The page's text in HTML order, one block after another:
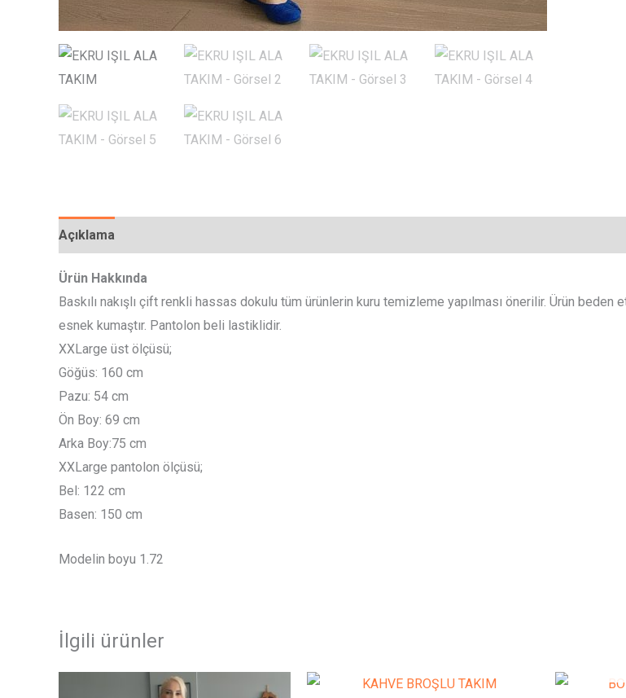
Açıklama
Ürün Hakkında
Baskılı nakışlı çift renkli hassas dokulu tüm ürünlerin kuru temizleme yapılması önerilir. Ürün
esnek kumaştır. Pantolon beli lastiklidir.
XXLarge üst ölçüsü;
Göğüs: 160 cm
Pazu: 54 cm
Ön Boy: 69 cm
Arka Boy:75 cm
XXLarge pantolon ölçüsü;
Bel: 122 cm
Basen: 150 cm
Modelin boyu 1.72
İlgili ürünler
Bu